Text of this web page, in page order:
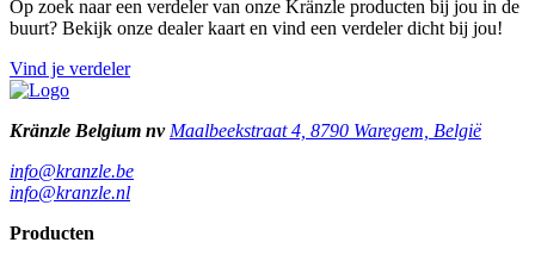
Op zoek naar een verdeler van onze Kränzle producten bij jou in de
buurt? Bekijk onze dealer kaart en vind een verdeler dicht bij jou!
Vind je verdeler
Kränzle Belgium nv Maalbeekstraat 4, 8790 Waregem, België
info@kranzle.be
info@kranzle.nl
Producten